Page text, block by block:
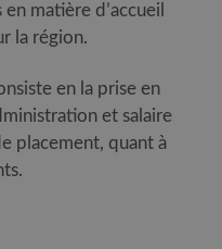
matière d’accueil
la région.
en la prise en
et salaire
placement, quant à